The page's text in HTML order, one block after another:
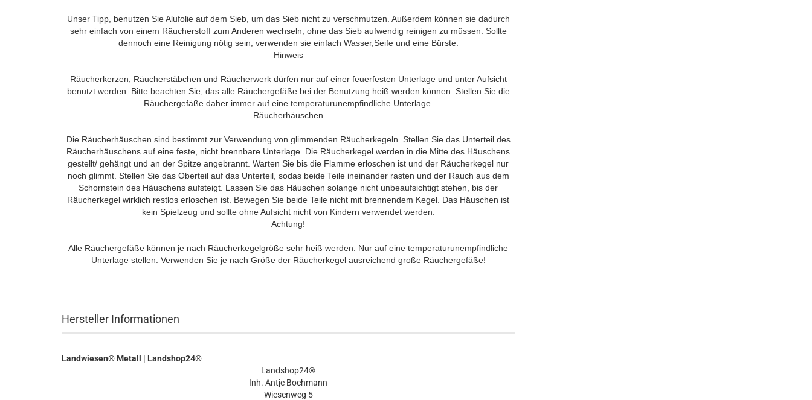
Unser Tipp, benutzen Sie Alufolie auf dem Sieb, um das Sieb nicht zu verschmutzen. Außerdem können sie dadurch
sehr einfach von einem Räucherstoff zum Anderen wechseln, ohne das Sieb aufwendig reinigen zu müssen. Sollte
dennoch eine Reinigung nötig sein, verwenden sie einfach Wasser,Seife und eine Bürste.
Hinweis
Räucherkerzen, Räucherstäbchen und Räucherwerk dürfen nur auf einer feuerfesten Unterlage und unter Aufsicht
benutzt werden. Bitte beachten Sie, das alle Räuchergefäße bei der Benutzung heiß werden können. Stellen Sie die
Räuchergefäße daher immer auf eine temperaturunempfindliche Unterlage.
Räucherhäuschen
Die Räucherhäuschen sind bestimmt zur Verwendung von glimmenden Räucherkegeln. Stellen Sie das Unterteil des
Räucherhäuschens auf eine feste, nicht brennbare Unterlage. Die Räucherkegel werden in die Mitte des Häuschens
gestellt/ gehängt und an der Spitze angebrannt. Warten Sie bis die Flamme erloschen ist und der Räucherkegel nur
noch glimmt. Stellen Sie das Oberteil auf das Unterteil, sodas beide Teile ineinander rasten und der Rauch aus dem
Schornstein des Häuschens aufsteigt. Lassen Sie das Häuschen solange nicht unbeaufsichtigt stehen, bis der
Räucherkegel wirklich restlos erloschen ist. Bewegen Sie beide Teile nicht mit brennendem Kegel. Das Häuschen ist
kein Spielzeug und sollte ohne Aufsicht nicht von Kindern verwendet werden.
Achtung!
Alle Räuchergefäße können je nach Räucherkegelgröße sehr heiß werden. Nur auf eine temperaturunempfindliche
Unterlage stellen. Verwenden Sie je nach Größe der Räucherkegel ausreichend große Räuchergefäße!
Hersteller Informationen
Landwiesen® Metall | Landshop24®
Landshop24®
Inh. Antje Bochmann
Wiesenweg 5